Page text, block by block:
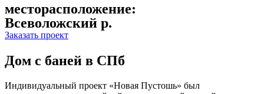
месторасположение:
Всеволожский р.
Заказать проект
Дом с баней в СПб
Индивидуальный проект «Новая Пустошь» был